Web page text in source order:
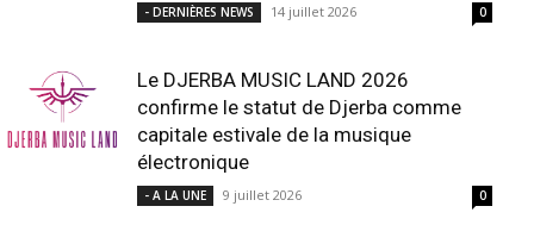
- DERNIÈRES NEWS 14 juillet 2026 0
Le DJERBA MUSIC LAND 2026
confirme le statut de Djerba comme
capitale estivale de la musique
électronique
- A LA UNE 9 juillet 2026 0